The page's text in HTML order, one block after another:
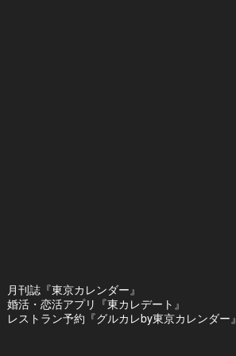
月刊誌『東京カレンダー』
婚活・恋活アプリ『東カレデート』
レストラン予約『グルカレby東京カレンダー』